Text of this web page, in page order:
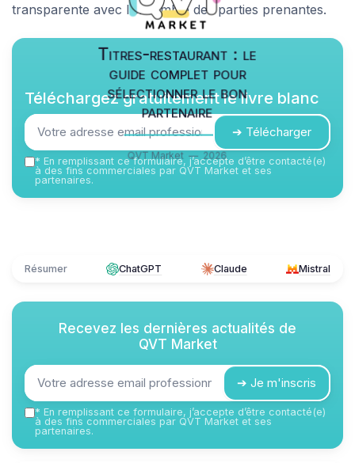
transparente avec l’ensemble des parties prenantes.
Titres-restaurant : le
guide complet pour
sélectionner le bon
partenaire
QVT Market — 2026
Téléchargez gratuitement le livre blanc
➔ Télécharger
* En remplissant ce formulaire, j’accepte d’être contacté(e)
à des fins commerciales par QVT Market et ses
partenaires.
Résumer ChatGPT Claude Mistral
Recevez les dernières actualités de
QVT Market
➔ Je m'inscris
* En remplissant ce formulaire, j’accepte d’être contacté(e)
à des fins commerciales par QVT Market et ses
partenaires.